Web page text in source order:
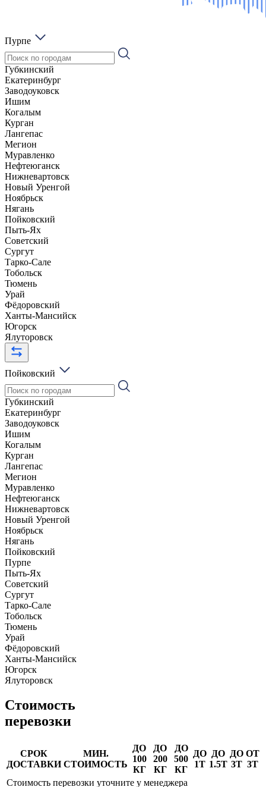
Пурпе
Губкинский
Екатеринбург
Заводоуковск
Ишим
Когалым
Курган
Лангепас
Мегион
Муравленко
Нефтеюганск
Нижневартовск
Новый Уренгой
Ноябрьск
Нягань
Пойковский
Пыть-Ях
Советский
Сургут
Тарко-Сале
Тобольск
Тюмень
Урай
Фёдоровский
Ханты-Мансийск
Югорск
Ялуторовск
Пойковский
Губкинский
Екатеринбург
Заводоуковск
Ишим
Когалым
Курган
Лангепас
Мегион
Муравленко
Нефтеюганск
Нижневартовск
Новый Уренгой
Ноябрьск
Нягань
Пойковский
Пурпе
Пыть-Ях
Советский
Сургут
Тарко-Сале
Тобольск
Тюмень
Урай
Фёдоровский
Ханты-Мансийск
Югорск
Ялуторовск
Стоимость
перевозки
СРОК
ДОСТАВКИ
МИН.
СТОИМОСТЬ
ДО
100
КГ
ДО
200
КГ
ДО
500
КГ
ДО
1Т
ДО
1.5Т
ДО
3Т
ОТ
3Т
Стоимость перевозки уточните у менеджера